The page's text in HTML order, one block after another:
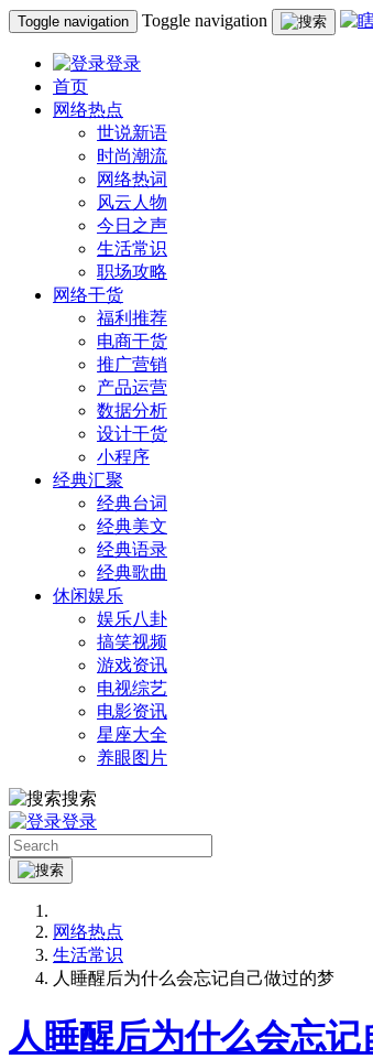
Toggle navigation Toggle navigation
登录
首页
网络热点
世说新语
时尚潮流
网络热词
风云人物
今日之声
生活常识
职场攻略
网络干货
福利推荐
电商干货
推广营销
产品运营
数据分析
设计干货
小程序
经典汇聚
经典台词
经典美文
经典语录
经典歌曲
休闲娱乐
娱乐八卦
搞笑视频
游戏资讯
电视综艺
电影资讯
星座大全
养眼图片
搜索
登录
网络热点
生活常识
人睡醒后为什么会忘记自己做过的梦
人睡醒后为什么会忘